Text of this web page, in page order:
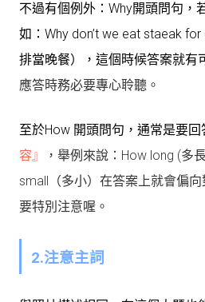
不過有個例外：Why開頭問句，
如：Why don’t we eat staeak
排當晚餐），這個時候答案就有
應答時務必要專心聆聽。
至於How 開頭問句，通常是要回
容』
， 舉例來說：How long (多
small（多小）在答案上就會偏
要特別注意喔。
2.注意主詞